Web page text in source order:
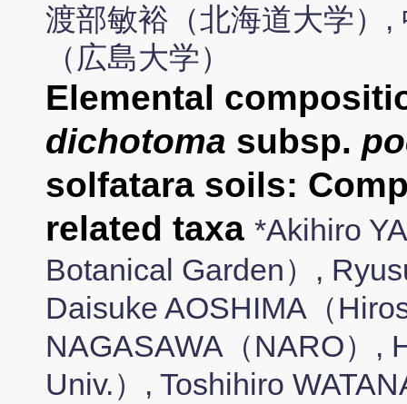
渡部敏裕（北海道大学）
（広島大学）
Elemental
dichotoma subsp.
solfatara soils:
related taxa *Akihiro
Botanical Garden）,
Daisuke AOSHIMA（
NAGASAWA（NARO）,
Univ.）, Toshihiro